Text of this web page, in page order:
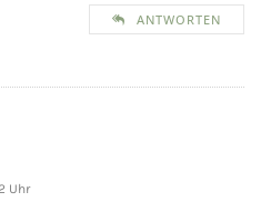
ANTWORTEN
Uhr